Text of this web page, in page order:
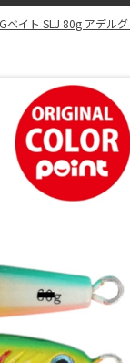
ベイト SLJ 80g アデル